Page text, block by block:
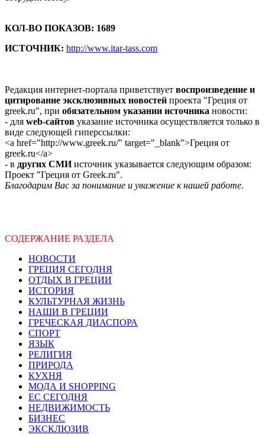
КОЛ-ВО ПОКАЗОВ: 1689
ИСТОЧНИК: http://www.itar-tass.com
Редакция интернет-портала приветствует воспроизведение и
цитирование эксклюзивных новостей проекта "Греция от
greek.ru", при обязательном указании источника новости:
- для web-сайтов указание источника осуществляется только в
виде следующей гиперссылки:
<a href="http://www.greek.ru/" target="_blank">Греция от
greek.ru</a>
- в других СМИисточник указывается следующим образом:
Проект "Греция от Greek.ru".
Благодарим Вас за понимание и уважение к нашей работе.
СОДЕРЖАНИЕ РАЗДЕЛА
НОВОСТИ
ГРЕЦИЯ СЕГОДНЯ
ОТДЫХ В ГРЕЦИИ
ИСТОРИЯ
КУЛЬТУРНАЯ ЖИЗНЬ
НАШИ В ГРЕЦИИ
ГРЕЧЕСКАЯ ДИАСПОРА
СПОРТ
ЯЗЫК
РЕЛИГИЯ
ПРИРОДА
КУХНЯ
МОДА И SHOPPING
ЕС СЕГОДНЯ
НЕДВИЖИМОСТЬ
БИЗНЕС
ЭКСКЛЮЗИВ